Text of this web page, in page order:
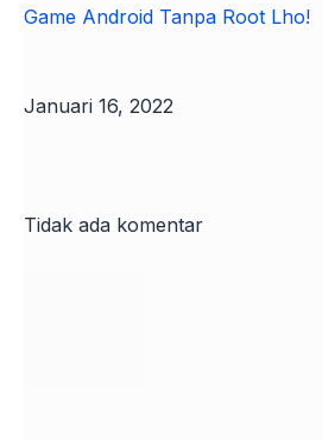
Game Android Tanpa Root Lho!
Januari 16, 2022
Tidak ada komentar